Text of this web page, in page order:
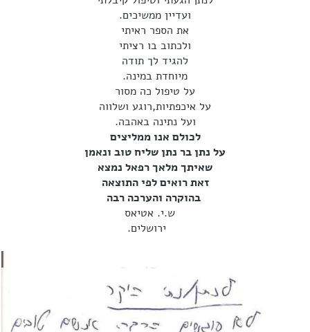
ועדיין ממשיכים.
את הספר ראיתי
ולכתוב בו רציתי
להגיד לך תודה
מיוחדת במינה.
על טיפול כה מסור
על איכפתיות,רוגע ושלווה
ועל נתינה באהבה.
לכולם אנו ממליצים
על נתן בר נתן שליח טוב ונאמן
שאיתך מלאך רפאל נמצא
זאת רואים לפי התוצאה
בהוקרה והערכה רבה
ש.י. אטיאס
ירושלים.